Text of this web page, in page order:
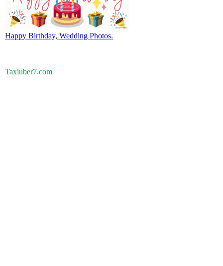
Happy Birthday, Wedding Photos.
Taxiuber7.com